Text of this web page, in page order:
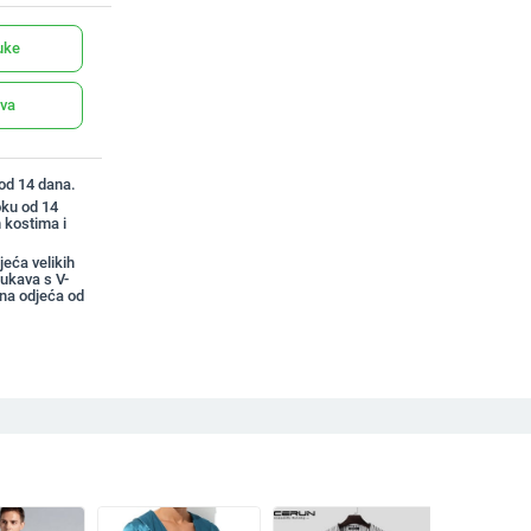
14 dana.
od 14
kostima i
velikih
s V-
odjeća od